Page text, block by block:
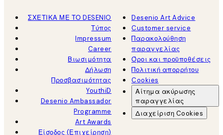
ΣΧΕΤΙΚΑ ΜΕ ΤΟ DESENIO
Τύπος
Impressum
Career
Βιωσιμότητα
Δήλωση
Προσβασιμότητας
YouthiD
Desenio Ambassador
Programme
Art Awards
Είσοδος (Επιχείρηση)
Desenio Art Advice
Customer service
Παρακολούθηση
παραγγελίας
Όροι και προϋποθέσεις
Πολιτική απορρήτου
Cookies
Αίτημα ακύρωσης
παραγγελίας
Διαχείριση Cookies